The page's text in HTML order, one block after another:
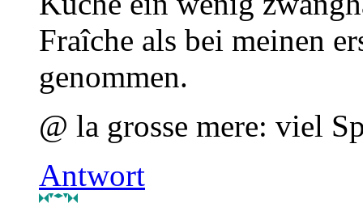
Fraîche als bei meinen
genommen.
@ la grosse mere: viel
Antwort